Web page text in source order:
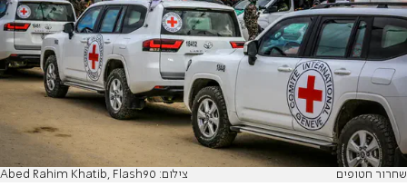
שחרור חטופים צילום: Abed Rahim Khatib, Flash90